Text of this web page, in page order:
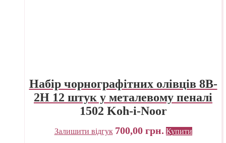
Набір чорнографітних олівців 8B-
2H 12 штук у металевому пеналі
1502 Koh-i-Noor
Залишити відгук 700,00 грн. Купити